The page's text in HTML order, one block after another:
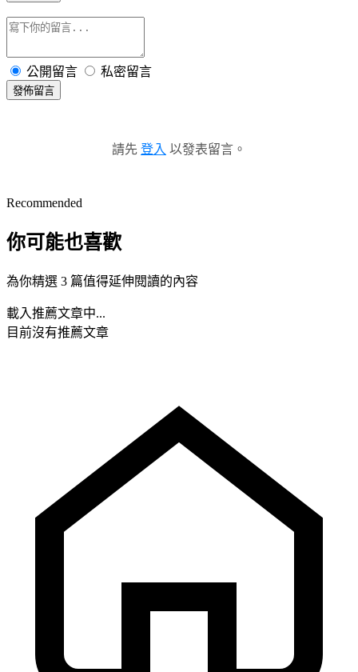
公開留言 私密留言
發佈留言
請先 登入 以發表留言。
Recommended
你可能也喜歡
為你精選 3 篇值得延伸閱讀的內容
載入推薦文章中...
目前沒有推薦文章